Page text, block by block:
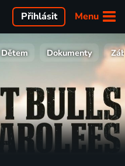
Menu
Přihlásit
Dětem Dokumenty